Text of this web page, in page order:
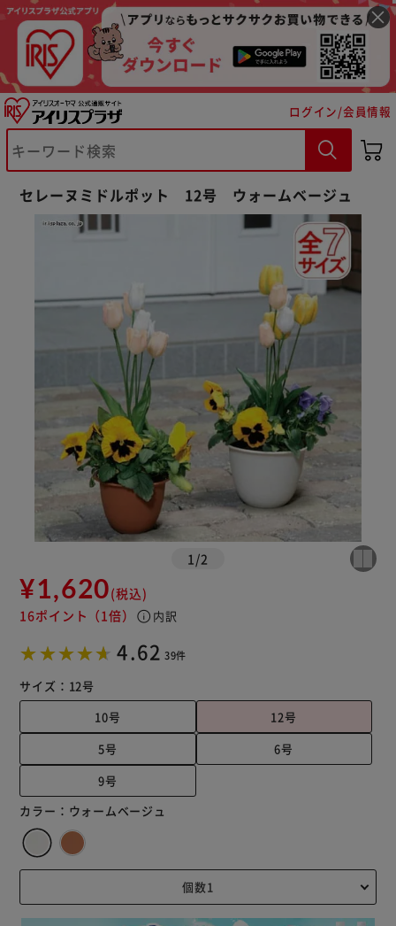
ログイン/会員情報
セレーヌミドルポット 12号 ウォームベージュ
1 /2
¥1,620(税込)
16ポイント （1倍） info 内訳
4.62 39件
サイズ： 12号
10号
12号
5号
6号
9号
カラー： ウォームベージュ
※ご確認ください
購入手続きへ